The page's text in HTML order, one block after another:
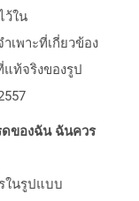
ว้ใน
เพาะที่เกี่ยวข้อง
แท้จริงของรูป
ของฉัน ฉันควร
ในรูปแบบ